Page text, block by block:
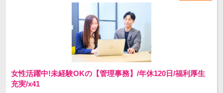
女性活躍中!未経験OKの【管理事務】/年休120日/福利厚生
充実/x41